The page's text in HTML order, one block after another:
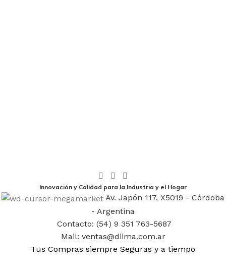
Innovación y Calidad para la Industria y el Hogar
Av. Japón 117, X5019 - Córdoba
- Argentina
Contacto: (54) 9 351 763-5687
Mail: ventas@diima.com.ar
Tus Compras siempre Seguras y a tiempo